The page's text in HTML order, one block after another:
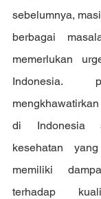
sebelumnya,
berbagai
memerlukan
Indonesia.
di Indonesia
kesehatan
memiliki
terhadap